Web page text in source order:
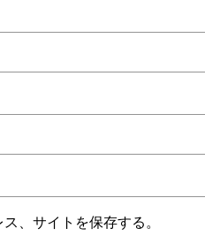
、サイトを保存する。